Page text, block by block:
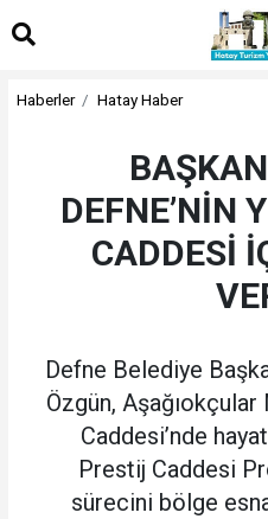
Haberler Hatay Haber
DEFNE’NİN
CADDESİ
Defne Belediye
Özgün,
Caddesi’nde
Prestij Caddesi
sürecini bölge